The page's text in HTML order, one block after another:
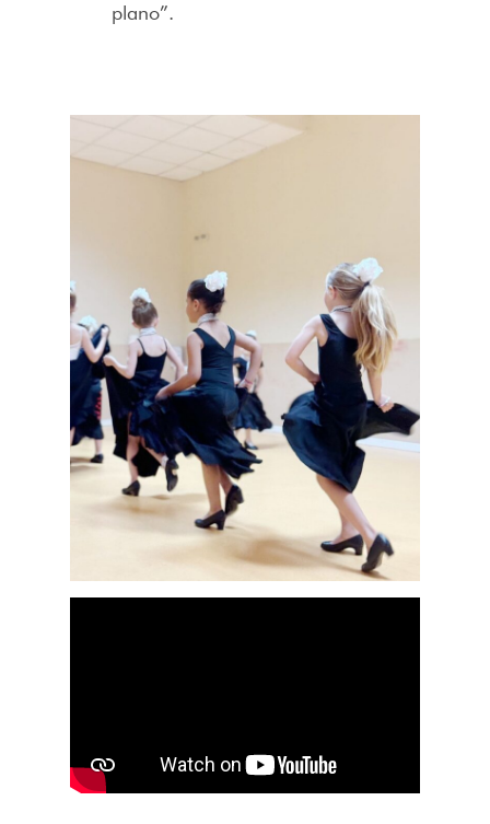
plano”.